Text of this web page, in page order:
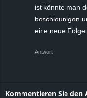
ist könnte man
beschleunigen
eine neue Folge
Antwort
Kommentieren Sie den